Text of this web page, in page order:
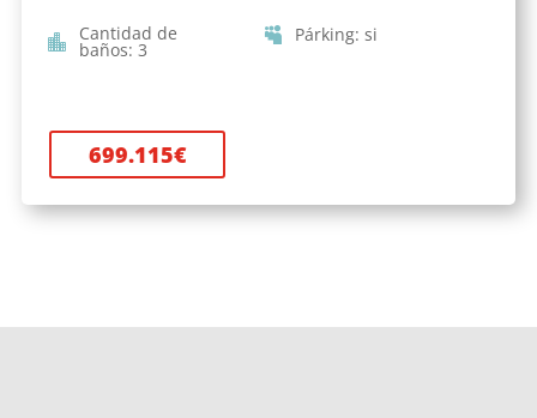
Cantidad de
baños: 3
Párking: si
699.115€